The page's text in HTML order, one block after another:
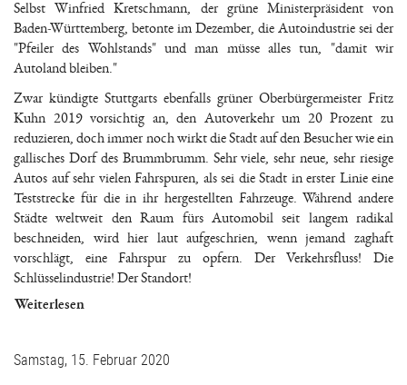
Selbst Winfried Kretschmann, der grüne Ministerpräsident von
Baden-Württemberg, betonte im Dezember, die Autoindustrie sei der
"Pfeiler des Wohlstands" und man müsse alles tun, "damit wir
Autoland bleiben."
Zwar kündigte Stuttgarts ebenfalls grüner Oberbürgermeister Fritz
Kuhn 2019 vorsichtig an, den Autoverkehr um 20 Prozent zu
reduzieren, doch immer noch wirkt die Stadt auf den Besucher wie ein
gallisches Dorf des Brummbrumm. Sehr viele, sehr neue, sehr riesige
Autos auf sehr vielen Fahrspuren, als sei die Stadt in erster Linie eine
Teststrecke für die in ihr hergestellten Fahrzeuge. Während andere
Städte weltweit den Raum fürs Automobil seit langem radikal
beschneiden, wird hier laut aufgeschrien, wenn jemand zaghaft
vorschlägt, eine Fahrspur zu opfern. Der Verkehrsfluss! Die
Schlüsselindustrie! Der Standort!
Weiterlesen
Samstag, 15. Februar 2020